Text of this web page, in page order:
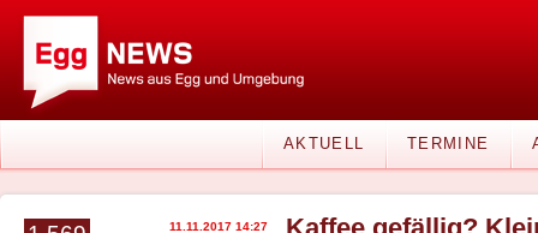
AKTUELL TERMINE
11.11.2017 14:27